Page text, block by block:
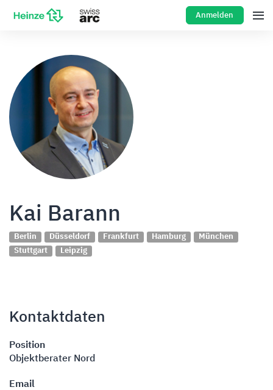
Anmelden
Kai Barann
Berlin Düsseldorf Frankfurt Hamburg
München
Stuttgart
Leipzig
Kontaktdaten
Position
Objektberater Nord
Email